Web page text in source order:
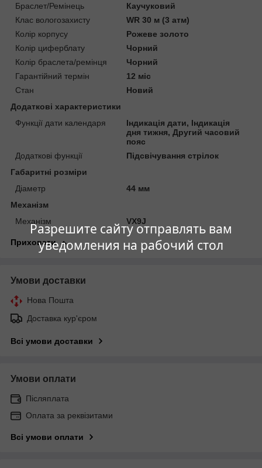
Разрешите сайту отправлять вам
уведомления на рабочий стол
Браслет/Ремінець
Каучуковий
Клас вологозахисту
WR 30 м (3 атм)
Колір корпусу
Рожеве золото
Колір циферблату
Чорний
Колір браслета/ремінця
Чорний
Гарантійний термін
12 міс
Стан
Новий
Додаткові характеристики
Функції дати календаря
Індикація дати, Індикація
дня тижня, Другий часовий
пояс
Додаткові функції
Підсвічування стрілок
Габаритні розміри
Діаметр
44 мм
Механізм
Механізм
VX9J
Приховати
Умови доставки
Нова Пошта
Доставка кур'єром
Всі умови доставки
Умови оплати
Післяплата
Оплата за реквізитами
Всі умови оплати